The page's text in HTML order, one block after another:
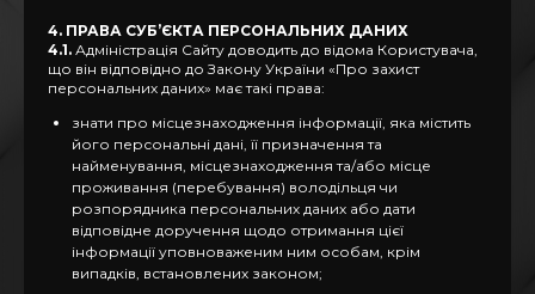
4. ПРАВА СУБ’ЄКТА ПЕРСОНАЛЬНИХ ДАНИХ
4.1. Адміністрація Сайту доводить до відома Користувача,
що він відповідно до Закону України «Про захист
персональних даних» має такі права:
знати про місцезнаходження інформації, яка містить
його персональні дані, її призначення та
найменування, місцезнаходження та/або місце
проживання (перебування) володільця чи
розпорядника персональних даних або дати
відповідне доручення щодо отримання цієї
інформації уповноваженим ним особам, крім
випадків, встановлених законом;